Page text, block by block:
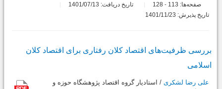
صفحه‌ها: 113
-
تاریخ دریافت: 1401/07/13
تاریخ پذیرش: 1401/11/23
بررسی ظرفیت‌های اقتصاد کلان رفتاری برای اقتصاد کلان
اسلامی
علی رضا لشکری / استادیار گروه اقتصاد پژوهشگاه حوزه و